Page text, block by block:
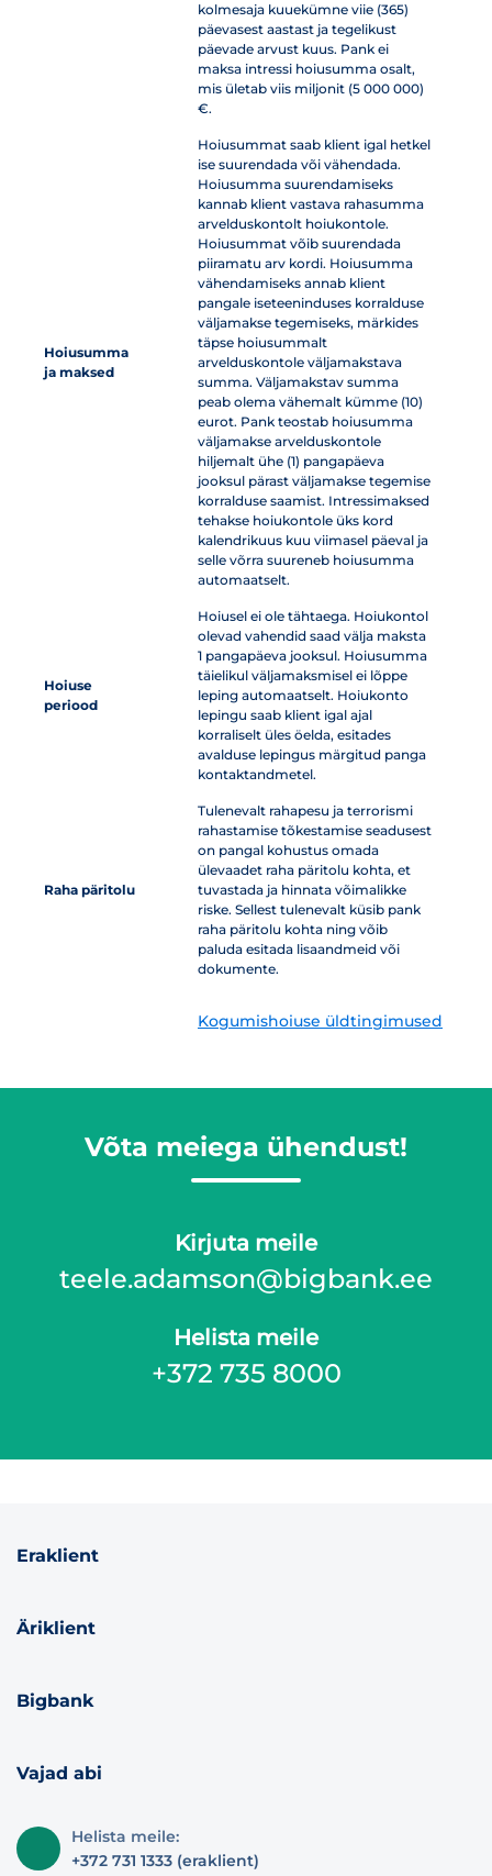
kolmesaja kuuekümne viie (365)
päevasest aastast ja tegelikust
päevade arvust kuus. Pank ei
maksa intressi hoiusumma osalt,
mis ületab viis miljonit (5 000 000)
€.
Hoiusumma
ja maksed
Hoiusummat saab klient igal hetkel
ise suurendada või vähendada.
Hoiusumma suurendamiseks
kannab klient vastava rahasumma
arvelduskontolt hoiukontole.
Hoiusummat võib suurendada
piiramatu arv kordi. Hoiusumma
vähendamiseks annab klient
pangale iseteeninduses korralduse
väljamakse tegemiseks, märkides
täpse hoiusummalt
arvelduskontole väljamakstava
summa. Väljamakstav summa
peab olema vähemalt kümme (10)
eurot. Pank teostab hoiusumma
väljamakse arvelduskontole
hiljemalt ühe (1) pangapäeva
jooksul pärast väljamakse tegemise
korralduse saamist. Intressimaksed
tehakse hoiukontole üks kord
kalendrikuus kuu viimasel päeval ja
selle võrra suureneb hoiusumma
automaatselt.
Hoiuse
periood
Hoiusel ei ole tähtaega. Hoiukontol
olevad vahendid saad välja maksta
1 pangapäeva jooksul. Hoiusumma
täielikul väljamaksmisel ei lõppe
leping automaatselt. Hoiukonto
lepingu saab klient igal ajal
korraliselt üles öelda, esitades
avalduse lepingus märgitud panga
kontaktandmetel.
Raha päritolu
Tulenevalt rahapesu ja terrorismi
rahastamise tõkestamise seadusest
on pangal kohustus omada
ülevaadet raha päritolu kohta, et
tuvastada ja hinnata võimalikke
riske. Sellest tulenevalt küsib pank
raha päritolu kohta ning võib
paluda esitada lisaandmeid või
dokumente.
Kogumishoiuse üldtingimused
Võta meiega ühendust!
Kirjuta meile
teele.adamson@bigbank.ee
Helista meile
+372 735 8000
Eraklient
Äriklient
Bigbank
Vajad abi
Helista meile:
+372 731 1333 (eraklient)